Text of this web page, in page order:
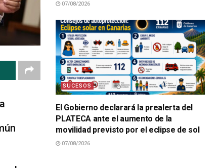
07/08/2026
SUCESOS
El Gobierno declarará la prealerta del
PLATECA ante el aumento de la
movilidad previsto por el eclipse de sol
07/08/2026